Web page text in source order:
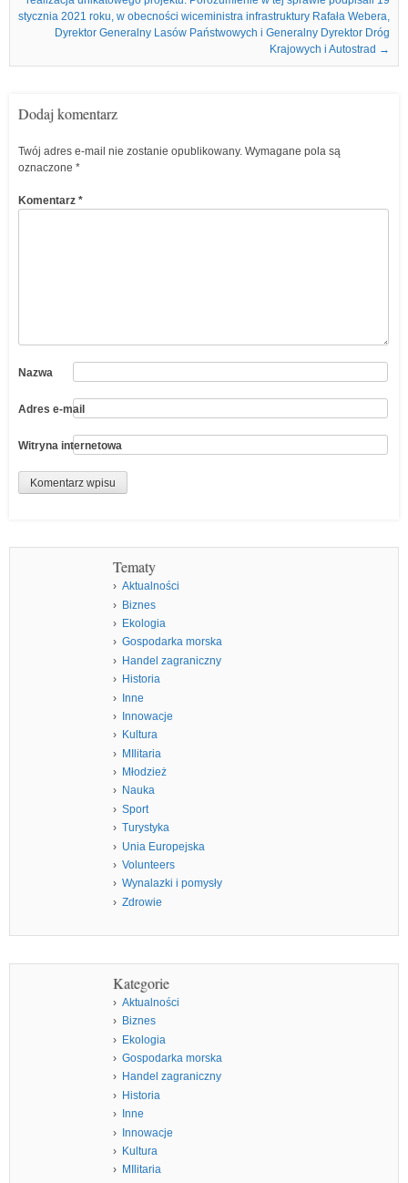
stycznia 2021 roku, w obecności wiceministra infrastruktury Rafała Webera,
Dyrektor Generalny Lasów Państwowych i Generalny Dyrektor Dróg
Krajowych i Autostrad →
Dodaj komentarz
Twój adres e-mail nie zostanie opublikowany. Wymagane pola są
oznaczone *
Komentarz *
Nazwa
Adres e-mail
Witryna internetowa
Tematy
Aktualności
Biznes
Ekologia
Gospodarka morska
Handel zagraniczny
Historia
Inne
Innowacje
Kultura
MIlitaria
Młodzież
Nauka
Sport
Turystyka
Unia Europejska
Volunteers
Wynalazki i pomysły
Zdrowie
Kategorie
Aktualności
Biznes
Ekologia
Gospodarka morska
Handel zagraniczny
Historia
Inne
Innowacje
Kultura
MIlitaria